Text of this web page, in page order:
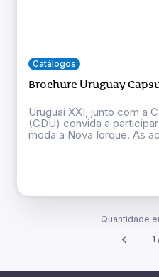
Catálogos
Brochure Uruguay
Uruguai XXI, junto com a
(CDU) convida a
moda a Nova Iorque. As
Quantidade
1